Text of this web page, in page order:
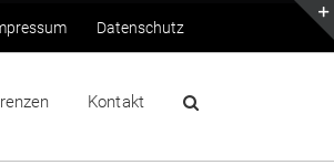
Datenschutz
Kontakt